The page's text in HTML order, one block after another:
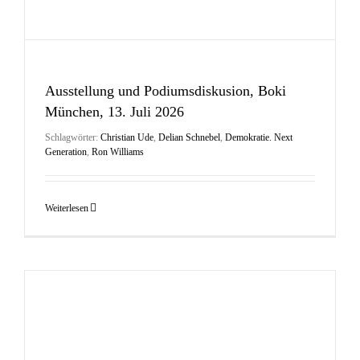
Ausstellung und Podiumsdiskusion, Boki
München, 13. Juli 2026
Schlagwörter: Christian Ude, Delian Schnebel, Demokratie. Next
Generation, Ron Williams
Weiterlesen